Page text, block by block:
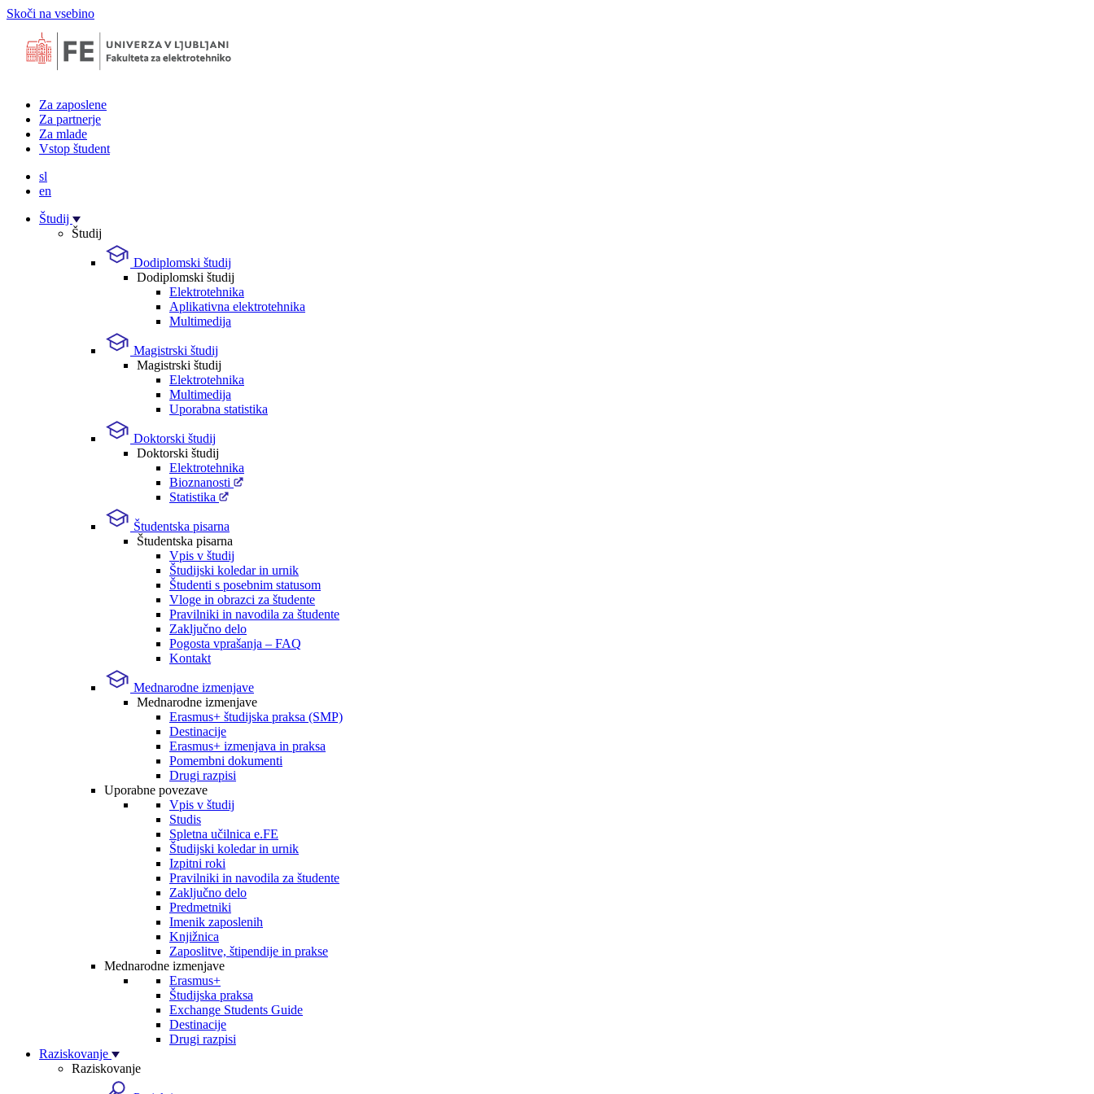
Skoči na vsebino
Za zaposlene
Za partnerje
Za mlade
Vstop študent
sl
en
Študij
Študij
Dodiplomski študij
Dodiplomski študij
Elektrotehnika
Aplikativna elektrotehnika
Multimedija
Magistrski študij
Magistrski študij
Elektrotehnika
Multimedija
Uporabna statistika
Doktorski študij
Doktorski študij
Elektrotehnika
Bioznanosti
Statistika
Študentska pisarna
Študentska pisarna
Vpis v študij
Študijski koledar in urnik
Študenti s posebnim statusom
Vloge in obrazci za študente
Pravilniki in navodila za študente
Zaključno delo
Pogosta vprašanja – FAQ
Kontakt
Mednarodne izmenjave
Mednarodne izmenjave
Erasmus+ študijska praksa (SMP)
Destinacije
Erasmus+ izmenjava in praksa
Pomembni dokumenti
Drugi razpisi
Uporabne povezave
Vpis v študij
Studis
Spletna učilnica e.FE
Študijski koledar in urnik
Izpitni roki
Pravilniki in navodila za študente
Zaključno delo
Predmetniki
Imenik zaposlenih
Knjižnica
Zaposlitve, štipendije in prakse
Mednarodne izmenjave
Erasmus+
Študijska praksa
Exchange Students Guide
Destinacije
Drugi razpisi
Raziskovanje
Raziskovanje